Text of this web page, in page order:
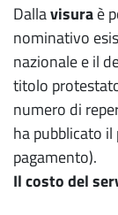
Dallavisuraè
nominativo
nazionale e il
titolo
numero di
ha pubblicato
pagamento).
Il costo del